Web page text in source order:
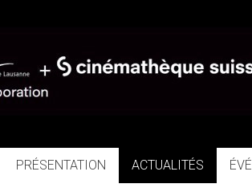
PRÉSENTATION ACTUALITÉS